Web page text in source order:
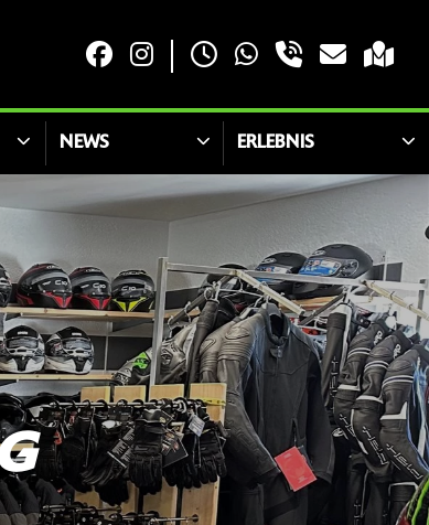
NEWS ERLEBNIS